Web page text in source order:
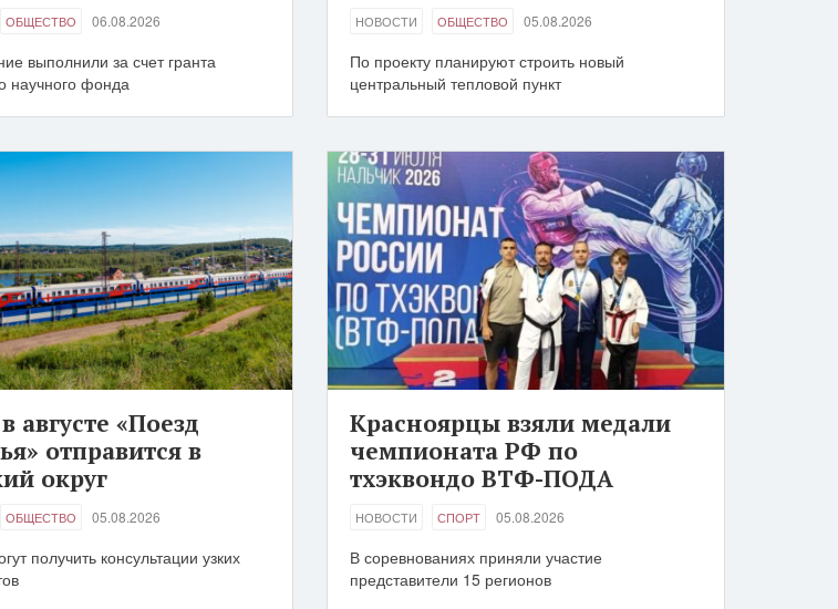
ОБЩЕСТВО 06.08.2026
выполнили за счет гранта
научного фонда
НОВОСТИ ОБЩЕСТВО 05.08.2026
По проекту планируют строить новый
центральный тепловой пункт
августе «Поезд
отправится в
округ
ОБЩЕСТВО 05.08.2026
получить консультации узких
Красноярцы взяли медали
чемпионата РФ по
тхэквондо ВТФ-ПОДА
НОВОСТИ СПОРТ 05.08.2026
В соревнованиях приняли участие
представители 15 регионов